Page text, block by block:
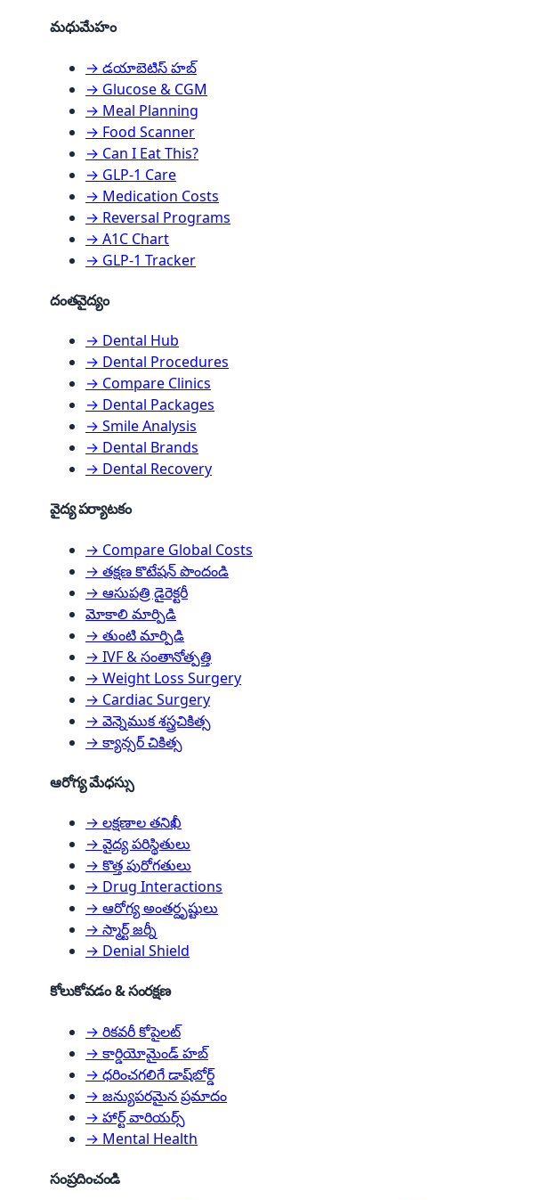
మధుమేహం
→ డయాబెటిస్ హబ్
→ Glucose & CGM
→ Meal Planning
→ Food Scanner
→ Can I Eat This?
→ GLP-1 Care
→ Medication Costs
→ Reversal Programs
→ A1C Chart
→ GLP-1 Tracker
దంతవైద్యం
→ Dental Hub
→ Dental Procedures
→ Compare Clinics
→ Dental Packages
→ Smile Analysis
→ Dental Brands
→ Dental Recovery
వైద్య పర్యాటకం
→ Compare Global Costs
→ తక్షణ కొటేషన్ పొందండి
→ ఆసుపత్రి డైరెక్టరీ
మోకాలి మార్పిడి
→ తుంటి మార్పిడి
→ IVF & సంతానోత్పత్తి
→ Weight Loss Surgery
→ Cardiac Surgery
→ వెన్నెముక శస్త్రచికిత్స
→ క్యాన్సర్ చికిత్స
ఆరోగ్య మేధస్సు
→ లక్షణాల తనిఖీ
→ వైద్య పరిస్థితులు
→ కొత్త పురోగతులు
→ Drug Interactions
→ ఆరోగ్య అంతర్దృష్టులు
→ స్మార్ట్ జర్నీ
→ Denial Shield
కోలుకోవడం & సంరక్షణ
→ రికవరీ కోపైలట్
→ కార్డియోమైండ్ హబ్
→ ధరించగలిగే డాష్‌బోర్డ్
→ జన్యుపరమైన ప్రమాదం
→ హార్ట్ వారియర్స్
→ Mental Health
సంప్రదించండి